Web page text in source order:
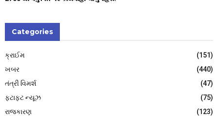
Categories
ક્રાઈમ
(151)
ખબર
(440)
તંત્રી વિમર્શ
(47)
ફટાફટ ન્યૂઝ
(75)
રાજકારણ
(123)